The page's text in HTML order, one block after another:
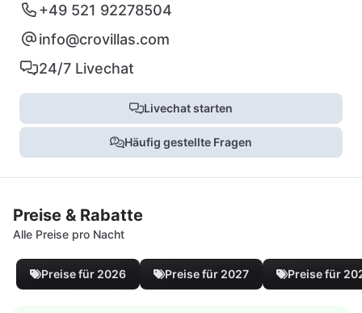
+49 521 92278504
info@crovillas.com
24/7 Livechat
Livechat starten
Häufig gestellte Fragen
Preise & Rabatte
Alle Preise pro Nacht
Preise für 2026 Preise für 2027 Preise für